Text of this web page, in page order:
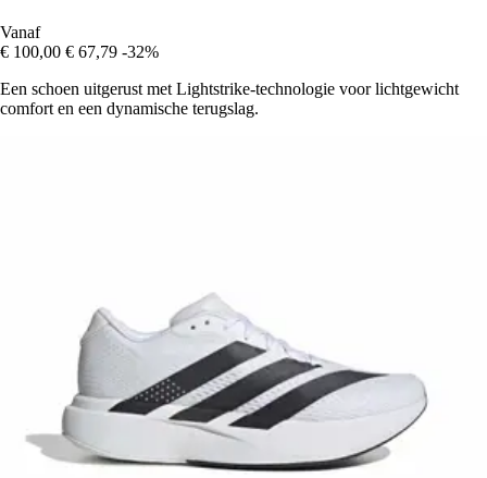
Vanaf
€ 100,00 € 67,79 -32%
Een schoen uitgerust met Lightstrike-technologie voor lichtgewicht
comfort en een dynamische terugslag.